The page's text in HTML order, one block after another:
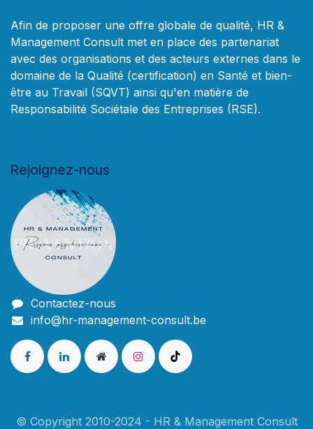
Afin de proposer une offre globale de qualité, HR &
Management Consult met en place des partenariat
avec des organisations et des acteurs externes dans le
domaine de la Qualité (certification) en Santé et bien-
être au Travail (SQVT) ainsi qu'en matière de
Responsabilité Sociétale des Entreprises (RSE).
Rejoignez-nous
Contactez-nous
info@hr-management-consult.be
© Copyright 2010-2024 - HR & Management Consult